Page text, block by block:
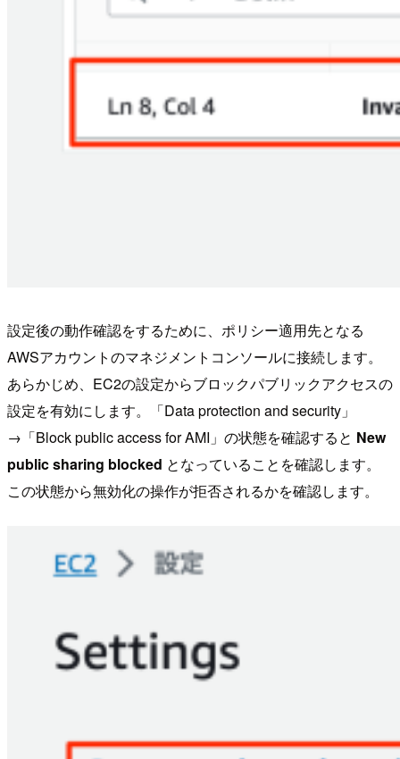
設定後の動作確認をするために、ポリシー適用先となる
AWSアカウントのマネジメントコンソールに接続します。
あらかじめ、EC2の設定からブロックパブリックアクセスの
設定を有効にします。「Data protection and security」
→「Block public access for AMI」の状態を確認すると New
public sharing blocked となっていることを確認します。
この状態から無効化の操作が拒否されるかを確認します。